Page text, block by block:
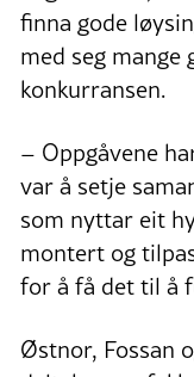
finna gode
med seg
konkurransen.
– Oppgåvene
var å setje
som nyttar eit
montert og
for å få det til å
Østnor, Fossan